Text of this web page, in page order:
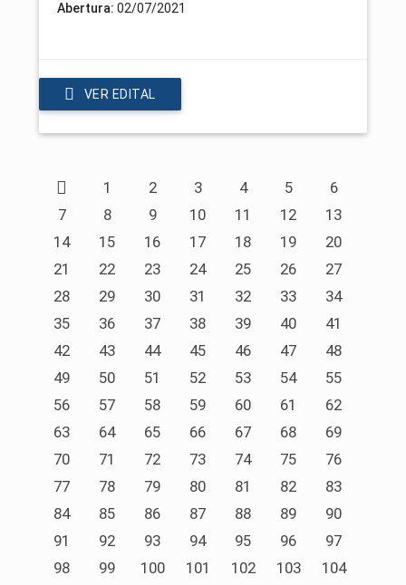
Abertura: 02/07/2021
VER EDITAL
1 2 3 4 5
6
7
8 9 10 11 12
13
14
15 16 17 18 19
20
21
22 23 24 25 26
27
28
29 30 31 32 33
34
35
36 37 38 39 40
41
42
43 44 45 46 47
48
49
50 51 52 53 54
55
56
57 58 59 60 61
62
63
64 65 66 67 68
69
70
71 72 73 74 75
76
77
78 79 80 81 82
83
84
85 86 87 88 89
90
91
92 93 94 95 96
97
98
99 100 101 102 103
104